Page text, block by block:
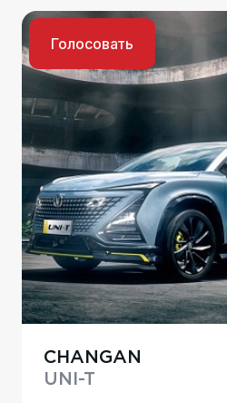
Голосовать
CHANGAN
UNI-T